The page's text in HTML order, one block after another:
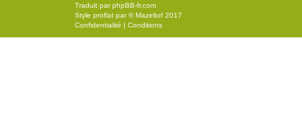
Traduit parphpBB-fr.com
Style proflat par ©Mazeltof 2017
Confidentialité | Conditions